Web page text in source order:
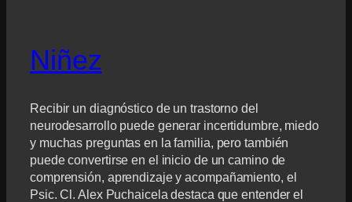
Niñez
Recibir un diagnóstico de un trastorno del
neurodesarrollo puede generar incertidumbre, miedo
y muchas preguntas en la familia, pero también
puede convertirse en el inicio de un camino de
comprensión, aprendizaje y acompañamiento, el
Psic. Cl. Alex Puchaicela destaca que entender el